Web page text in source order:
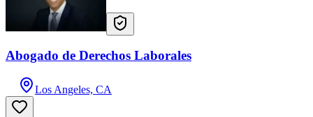
Abogado de Derechos Laborales
Los Angeles, CA